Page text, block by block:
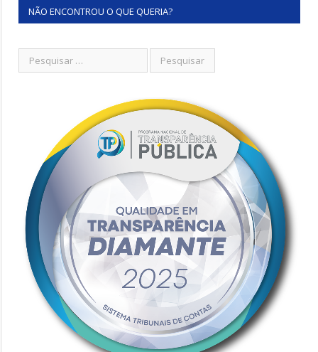
NÃO ENCONTROU O QUE QUERIA?